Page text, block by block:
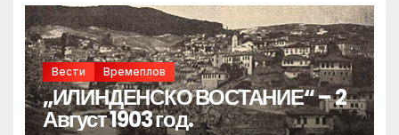
Вести Времеплов
„ИЛИНДЕНСКО ВОСТАНИЕ“ – 2
Август 1903 год.